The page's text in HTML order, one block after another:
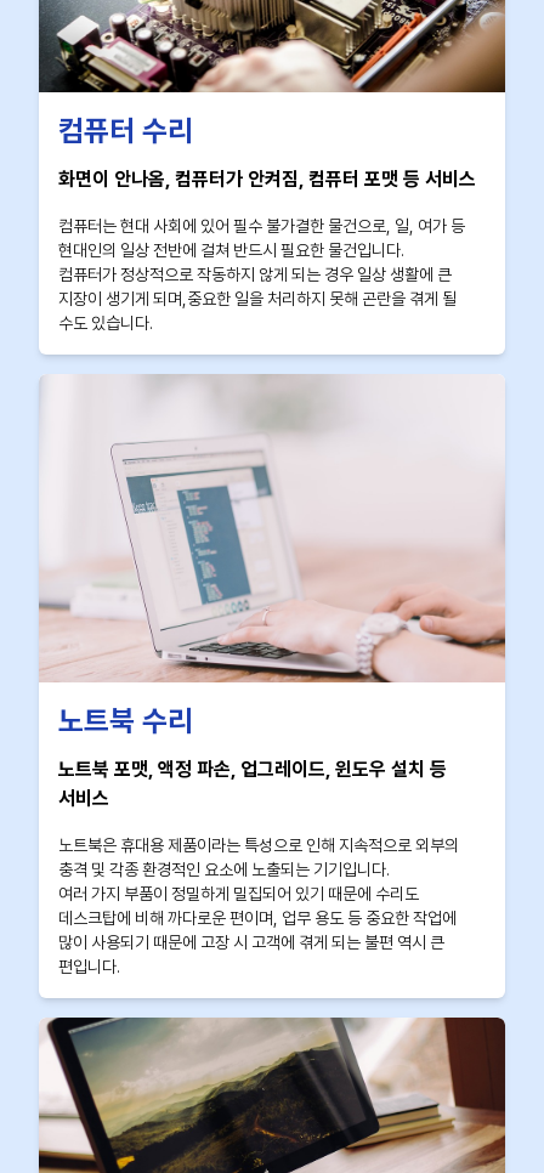
컴퓨터 수리
화면이 안나옴, 컴퓨터가 안켜짐, 컴퓨터 포맷 등 서비스
컴퓨터는 현대 사회에 있어 필수 불가결한 물건으로, 일, 여가 등
현대인의 일상 전반에 걸쳐 반드시 필요한 물건입니다.
컴퓨터가 정상적으로 작동하지 않게 되는 경우 일상 생활에 큰
지장이 생기게 되며,중요한 일을 처리하지 못해 곤란을 겪게 될
수도 있습니다.
노트북 수리
노트북 포맷, 액정 파손, 업그레이드, 윈도우 설치 등
서비스
노트북은 휴대용 제품이라는 특성으로 인해 지속적으로 외부의
충격 및 각종 환경적인 요소에 노출되는 기기입니다.
여러 가지 부품이 정밀하게 밀집되어 있기 때문에 수리도
데스크탑에 비해 까다로운 편이며, 업무 용도 등 중요한 작업에
많이 사용되기 때문에 고장 시 고객에 겪게 되는 불편 역시 큰
편입니다.